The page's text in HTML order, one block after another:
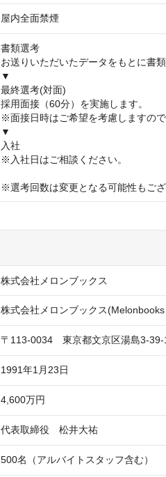
屋内全面禁煙
書類選考
お送りいただいたデータをもとに書
▼
最終選考(対面)
採用面接（60分）を実施します。
※面接日時はご希望を考慮
▼
入社
※入社日はご相談く
※選考回数は変更となる可能性もござ
株式会社メロンブックス
株式会社メロンブックス
〒113-0034　東京都文京区湯島3-
1991年1月23日
4,600万円
代表取締役　松井大祐
500名（アルバイトスタッフ含む）